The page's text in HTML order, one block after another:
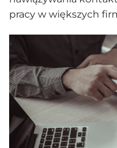
pracy w większych